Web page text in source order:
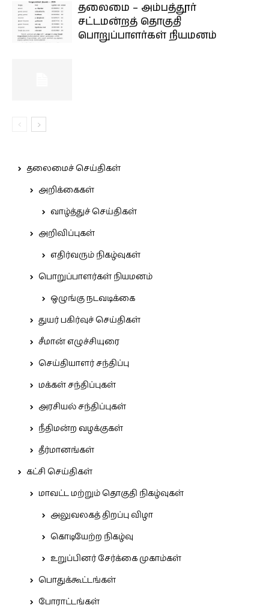
தலைமை – அம்பத்தூர்
சட்டமன்றத் தொகுதி
பொறுப்பாளர்கள் நியமனம்
தலைமைச் செய்திகள்
அறிக்கைகள்
வாழ்த்துச் செய்திகள்
அறிவிப்புகள்
எதிர்வரும் நிகழ்வுகள்
பொறுப்பாளர்கள் நியமனம்
ஒழுங்கு நடவடிக்கை
துயர் பகிர்வுச் செய்திகள்
சீமான் எழுச்சியுரை
செய்தியாளர் சந்திப்பு
மக்கள் சந்திப்புகள்
அரசியல் சந்திப்புகள்
நீதிமன்ற வழக்குகள்
தீர்மானங்கள்
கட்சி செய்திகள்
மாவட்ட மற்றும் தொகுதி நிகழ்வுகள்
அலுவலகத் திறப்பு விழா
கொடியேற்ற நிகழ்வு
உறுப்பினர் சேர்க்கை முகாம்கள்
பொதுக்கூட்டங்கள்
போராட்டங்கள்